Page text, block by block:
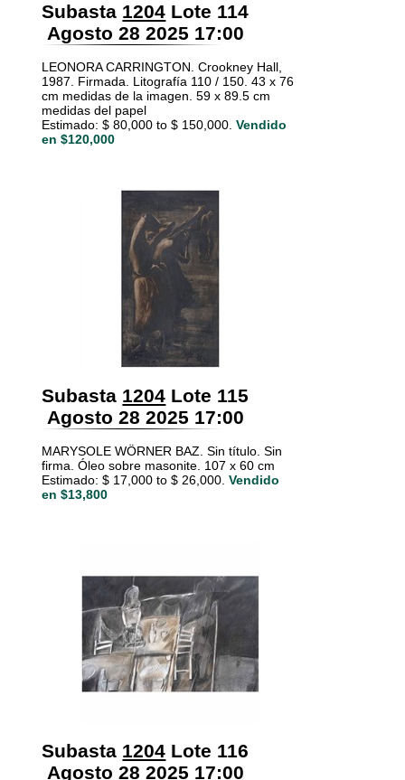
Subasta 1204 Lote 114
Agosto 28 2025 17:00
LEONORA CARRINGTON. Crookney Hall,
1987. Firmada. Litografía 110 / 150. 43 x 76
cm medidas de la imagen. 59 x 89.5 cm
medidas del papel
Estimado: $ 80,000 to $ 150,000. Vendido
en $120,000
Subasta 1204 Lote 115
Agosto 28 2025 17:00
MARYSOLE WÖRNER BAZ. Sin título. Sin
firma. Óleo sobre masonite. 107 x 60 cm
Estimado: $ 17,000 to $ 26,000. Vendido
en $13,800
Subasta 1204 Lote 116
Agosto 28 2025 17:00